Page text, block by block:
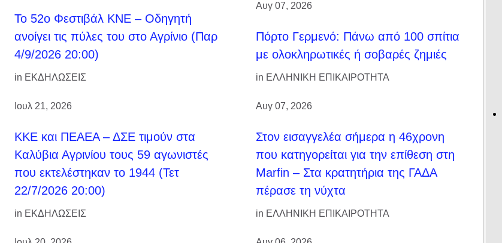
Το 52ο Φεστιβάλ ΚΝΕ – Οδηγητή
ανοίγει τις πύλες του στο Αγρίνιο (Παρ
4/9/2026 20:00)
in ΕΚΔΗΛΩΣΕΙΣ
Ιουλ 21, 2026
ΚΚΕ και ΠΕΑΕΑ – ΔΣΕ τιμούν στα
Καλύβια Αγρινίου τους 59 αγωνιστές
που εκτελέστηκαν το 1944 (Τετ
22/7/2026 20:00)
in ΕΚΔΗΛΩΣΕΙΣ
Αυγ 07, 2026
Πόρτο Γερμενό: Πάνω από 100 σπίτια
με ολοκληρωτικές ή σοβαρές ζημιές
in ΕΛΛΗΝΙΚΗ ΕΠΙΚΑΙΡΟΤΗΤΑ
Αυγ 07, 2026
Στον εισαγγελέα σήμερα η 46χρονη
που κατηγορείται για την επίθεση στη
Marfin – Στα κρατητήρια της ΓΑΔΑ
πέρασε τη νύχτα
in ΕΛΛΗΝΙΚΗ ΕΠΙΚΑΙΡΟΤΗΤΑ